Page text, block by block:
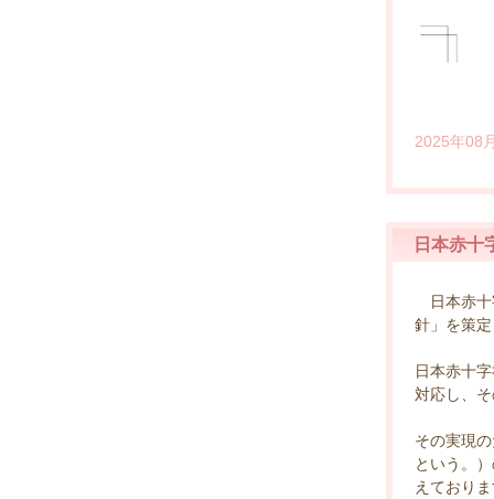
2025年08
日本赤十
日本赤十
針」を策
日本赤十
対応し、
その実現
という。
えており